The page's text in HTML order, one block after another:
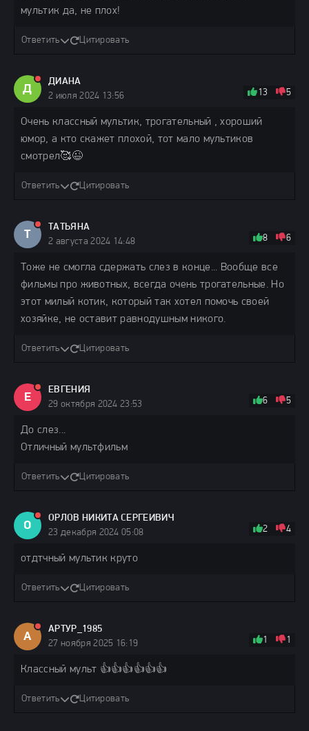
мультик да, не плох!
Ответить Цитировать
Д
ДИАНА
2 июля 2024 13:56
13 5
Очень классный мультик, трогательный , хороший
юмор, а кто скажет плохой, тот мало мультиков
смотрел🥰😉
Ответить Цитировать
Т
ТАТЬЯНА
2 августа 2024 14:48
8 6
Тоже не смогла сдержать слез в конце... Вообще все
фильмы про животных, всегда очень трогательные. Но
этот милый котик, который так хотел помочь своей
хозяйке, не оставит равнодушным никого.
Ответить Цитировать
Е
ЕВГЕНИЯ
29 октября 2024 23:53
6 5
До слез...
Отличный мультфильм
Ответить Цитировать
О
ОРЛОВ НИКИТА СЕРГЕИВИЧ
23 декабря 2024 05:08
2 4
отдтчный мультик круто
Ответить Цитировать
А
АРТУР_1985
27 ноября 2025 16:19
1 1
Классный мульт 👍👍👍👍👍👍
Ответить Цитировать